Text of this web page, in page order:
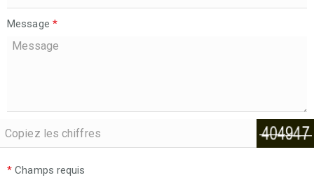
Message *
* Champs requis